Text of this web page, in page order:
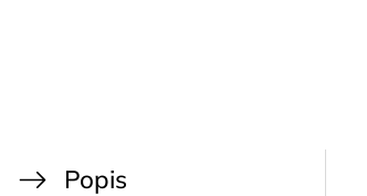
Popis